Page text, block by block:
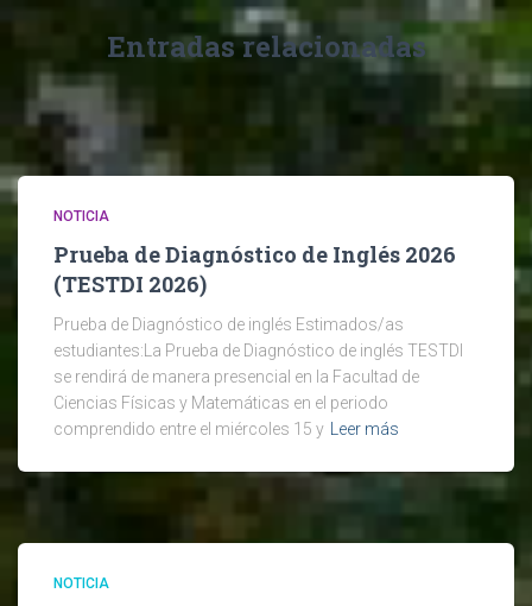
Entradas relacionadas
NOTICIA
Prueba de Diagnóstico de Inglés 2026
(TESTDI 2026)
Prueba de Diagnóstico de inglés Estimados/as
estudiantes:La Prueba de Diagnóstico de inglés TESTDI
se rendirá de manera presencial en la Facultad de
Ciencias Físicas y Matemáticas en el periodo
comprendido entre el miércoles 15 y Leer más
NOTICIA